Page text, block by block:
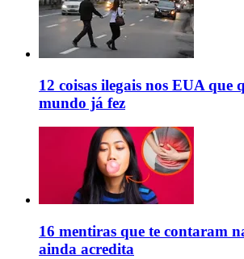
12 coisas ilegais nos EUA que
mundo já fez
16 mentiras que te contaram
ainda acredita